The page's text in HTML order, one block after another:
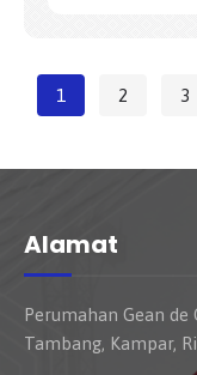
1 2 3
Alamat
Perumahan Gean de
Tambang, Kampar,